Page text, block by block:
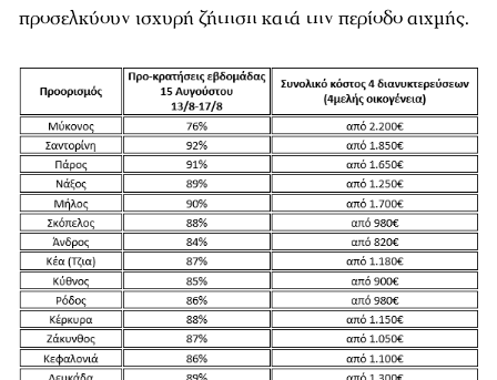
προσελκύουν ισχυρή ζήτηση κατά την περίοδο αιχμής.